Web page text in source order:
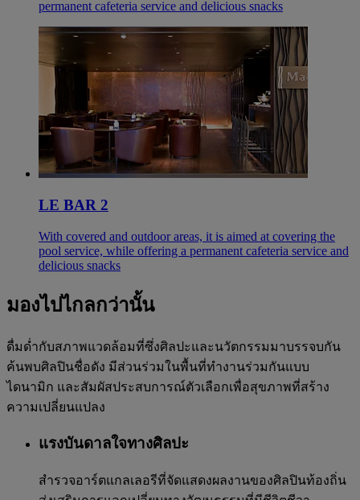
permanent cafeteria service and delicious snacks
LE BAR 2
With covered and outdoor areas, it is aimed at covering the
pool service, while offering a permanent cafeteria service and
delicious snacks
มองไปไกลกว่านั้น
ดื่มด่ำกับสภาพแวดล้อมที่ซึ่งศิลปะและนวัตกรรมมาบรรจบกัน
ค้นพบศิลปินชื่อดัง มีส่วนร่วมในพื้นที่ทำงานร่วมกันแบบ
ไดนามิก และสัมผัสประสบการณ์ตัวเลือกเพื่อสุขภาพที่สร้าง
ความเปลี่ยนแปลง
แรงบันดาลใจทางศิลปะ
สำรวจอาร์ตแกลเลอรีที่จัดแสดงผลงานของศิลปินท้องถิ่น